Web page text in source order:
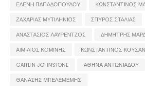
ΕΛΕΝΗ ΠΑΠΑΔΟΠΟΥΛΟΥ
ΚΩΝΣΤΑΝΤΙΝΟΣ
ΖΑΧΑΡΙΑΣ ΜΥΤΙΛΗΝΙΟΣ
ΣΠΥΡΟΣ ΣΤΑΛΙΑΣ
ΑΝΑΣΤΑΣΙΟΣ ΛΑΥΡΕΝΤΖΟΣ
ΔΗΜΗΤΡΗΣ
ΑΙΜΙΛΙΟΣ ΚΟΜΙΝΗΣ
ΚΩΝΣΤΑΝΤΙΝΟΣ
CAITLIN JOHNSTONE
ΑΘΗΝΑ ΑΝΤΩΝΙΑΔΟΥ
ΘΑΝΑΣΗΣ ΜΠΕΛΕΜΕΜΗΣ